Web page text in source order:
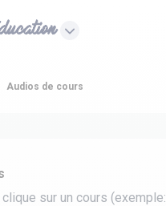
Audios de cours
clique sur un cours (exemple: